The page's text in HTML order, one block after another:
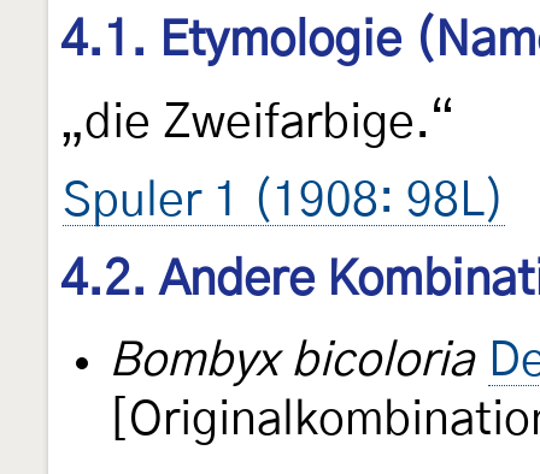
4.1. Etymologie
„die Zweifarbige.“
Spuler 1 (1908: 98L)
4.2. Andere
Bombyx bicoloria